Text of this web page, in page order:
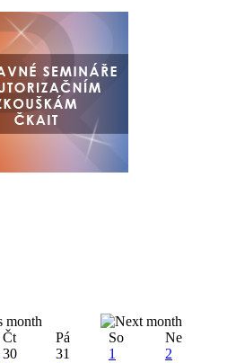
Čt Pá So
Ne
30 31 1
2